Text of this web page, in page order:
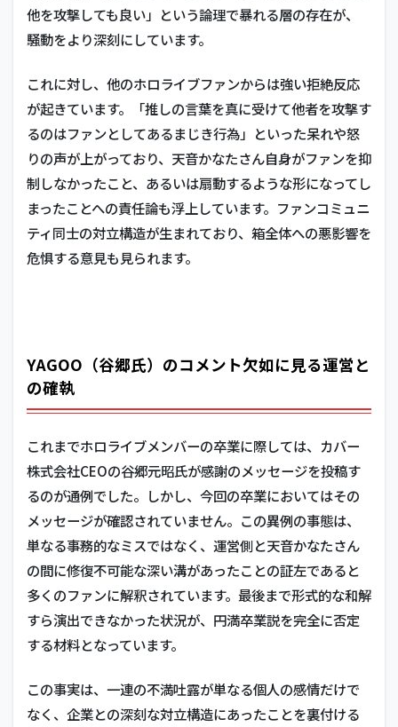
他を攻撃しても良い」という論理で暴れる層の存在が、
騒動をより深刻にしています。
これに対し、他のホロライブファンからは強い拒絶反応
が起きています。「推しの言葉を真に受けて他者を攻撃す
るのはファンとしてあるまじき行為」といった呆れや怒
りの声が上がっており、天音かなたさん自身がファンを抑
制しなかったこと、あるいは扇動するような形になってし
まったことへの責任論も浮上しています。ファンコミュニ
ティ同士の対立構造が生まれており、箱全体への悪影響を
危惧する意見も見られます。
YAGOO（谷郷氏）のコメント欠如に見る運営と
の確執
これまでホロライブメンバーの卒業に際しては、カバー
株式会社CEOの谷郷元昭氏が感謝のメッセージを投稿す
るのが通例でした。しかし、今回の卒業においてはその
メッセージが確認されていません。この異例の事態は、
単なる事務的なミスではなく、運営側と天音かなたさん
の間に修復不可能な深い溝があったことの証左であると
多くのファンに解釈されています。最後まで形式的な和解
すら演出できなかった状況が、円満卒業説を完全に否定
する材料となっています。
この事実は、一連の不満吐露が単なる個人の感情だけで
なく、企業との深刻な対立構造にあったことを裏付ける